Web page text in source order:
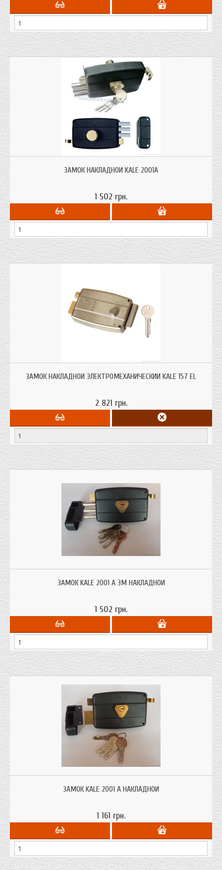
ЗАМОК НАКЛАДНОЙ KALE 2001А
1 502 грн.
ЗАМОК НАКЛАДНОЙ ЭЛЕКТРОМЕХАНИЧЕСКИЙ KALE 157 EL
2 821 грн.
ЗАМОК KALE 2001 A 3M НАКЛАДНОЙ
1 502 грн.
ЗАМОК KALE 2001 A НАКЛАДНОЙ
1 161 грн.